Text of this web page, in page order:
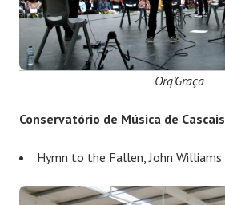
Orq’Graça
Conservatório de Música de Cascais
Hymn to the Fallen, John Williams